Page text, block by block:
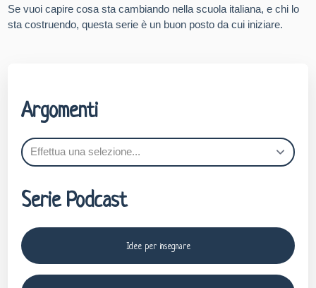
Se vuoi capire cosa sta cambiando nella scuola italiana, e chi lo
sta costruendo, questa serie è un buon posto da cui iniziare.
Argomenti
Serie Podcast
Idee per insegnare